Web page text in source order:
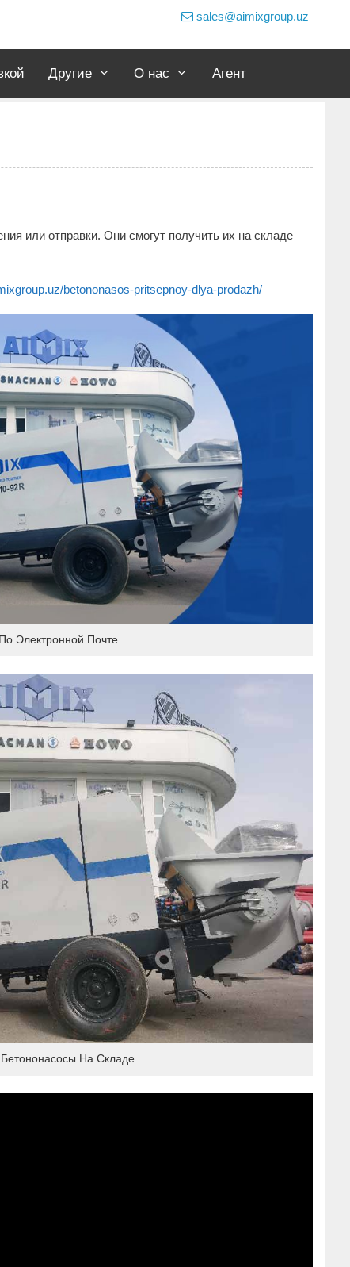
sales@aimixgroup.uz
Другие О нас Агент
или отправки. Они смогут получить их на складе
betononasos-pritsepnoy-dlya-prodazh/
Электронной Почте
Бетононасосы На Складе